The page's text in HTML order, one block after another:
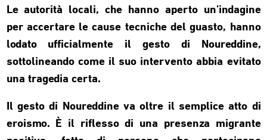
Le autorità locali, che hanno aperto un’indagine
per accertare le cause tecniche del guasto, hanno
lodato ufficialmente il gesto di Noureddine,
sottolineando come il suo intervento abbia evitato
una tragedia certa.
Il gesto di Noureddine va oltre il semplice atto di
eroismo. È il riflesso di una presenza migrante